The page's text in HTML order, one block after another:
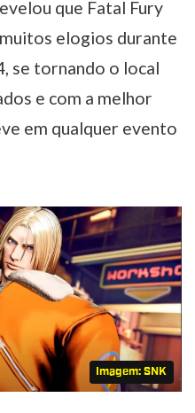
que Fatal Fury
elogios durante
se tornando o local
e com a melhor
em qualquer evento
Imagem: SNK